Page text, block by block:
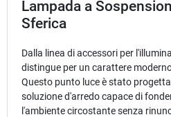
Lampada a
Sferica
Dalla linea di accessori per
distingue per un carattere
Questo punto luce è stato
soluzione d'arredo capace di
l'ambiente circostante senza